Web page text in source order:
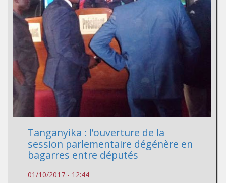
Tanganyika : l’ouverture de la
session parlementaire dégénère en
bagarres entre députés
01/10/2017 - 12:44